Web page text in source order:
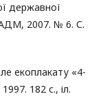
державної
2007. № 6. С.
екоплакату «4-
182 с., іл.